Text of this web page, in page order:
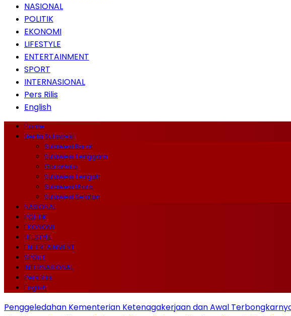
NASIONAL
POLITIK
EKONOMI
LIFESTYLE
ENTERTAINMENT
SPORT
INTERNASIONAL
Pers Rilis
English
Home
Berita Sulawesi
Sulawesi Barat
Sulawesi Tenggara
Gorontalo
Sulawesi Tengah
Sulawesi Utara
Sulawesi Selatan
NASIONAL
POLITIK
EKONOMI
LIFESTYLE
ENTERTAINMENT
SPORT
INTERNASIONAL
Pers Rilis
English
Penggeledahan Kementerian Ketenagakerjaan dan Awal